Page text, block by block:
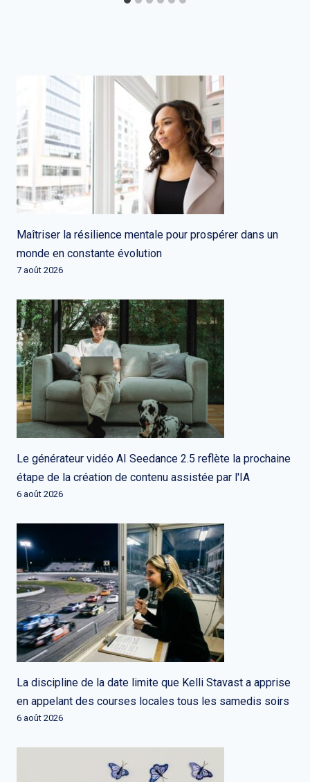
Maîtriser la résilience mentale pour prospérer dans un
monde en constante évolution
7 août 2026
Le générateur vidéo AI Seedance 2.5 reflète la prochaine
étape de la création de contenu assistée par l'IA
6 août 2026
La discipline de la date limite que Kelli Stavast a apprise
en appelant des courses locales tous les samedis soirs
6 août 2026